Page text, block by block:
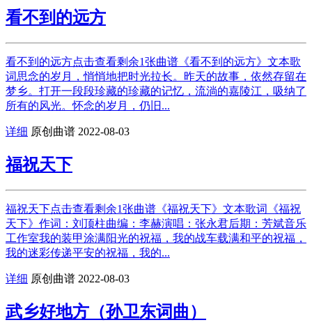
看不到的远方
看不到的远方点击查看剩余1张曲谱《看不到的远方》文本歌
词思念的岁月，悄悄地把时光拉长。昨天的故事，依然存留在
梦乡。打开一段段珍藏的珍藏的记忆，流淌的嘉陵江，吸纳了
所有的风光。怀念的岁月，仍旧...
详细 原创曲谱 2022-08-03
福祝天下
福祝天下点击查看剩余1张曲谱《福祝天下》文本歌词《福祝
天下》作词：刘顶柱曲编：李赫演唱：张永君后期：芳斌音乐
工作室我的装甲涂满阳光的祝福，我的战车载满和平的祝福，
我的迷彩传递平安的祝福，我的...
详细 原创曲谱 2022-08-03
武乡好地方（孙卫东词曲）